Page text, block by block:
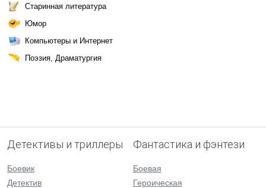
Старинная литература
Юмор
Компьютеры и Интернет
Поэзия, Драматургия
Детективы и триллеры
Боевик
Детектив
Фантастика и фэнтези
Боевая
Героическая